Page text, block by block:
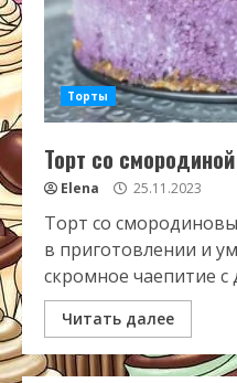
Торты
Торт со смородиной
Elena 25.11.2023
Торт со
в приготовлении и
скромное чаепитие с
Читать далее